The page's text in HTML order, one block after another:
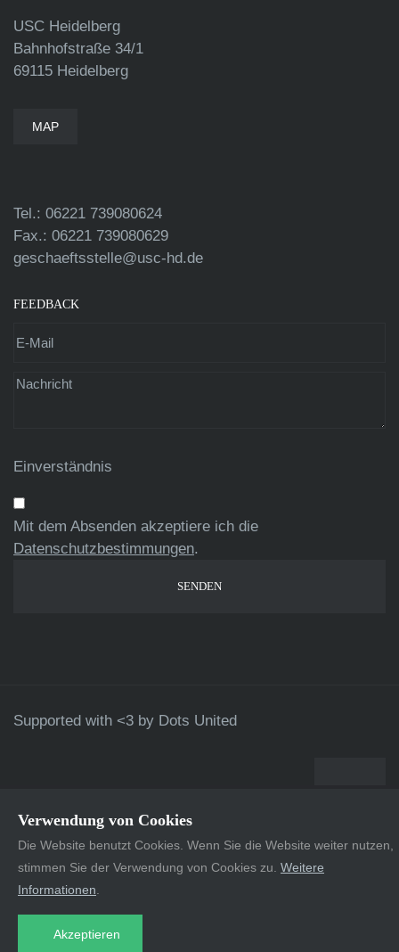
USC Heidelberg
Bahnhofstraße 34/1
69115 Heidelberg
MAP
Tel.: 06221 739080624
Fax.: 06221 739080629
geschaeftsstelle@usc-hd.de
FEEDBACK
Einverständnis
Mit dem Absenden akzeptiere ich die
Datenschutzbestimmungen.
Supported with <3 by Dots United
Verwendung von Cookies
Die Website benutzt Cookies. Wenn Sie die Website weiter nutzen,
stimmen Sie der Verwendung von Cookies zu. Weitere
Informationen
Akzeptieren